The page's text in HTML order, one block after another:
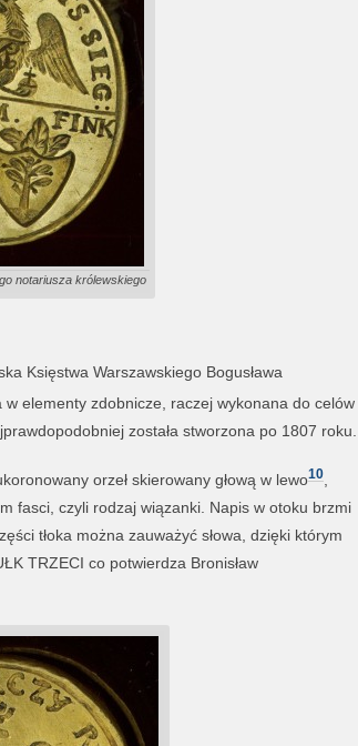
notariusza królewskiego
Księstwa Warszawskiego Bogusława
elementy zdobnicze, raczej wykonana do celów
została stworzona po 1807 roku.
orzeł skierowany głową w lewo10,
fasci, czyli rodzaj wiązanki. Napis w otoku brzmi
tłoka można zauważyć słowa, dzięki którym
TRZECI co potwierdza Bronisław